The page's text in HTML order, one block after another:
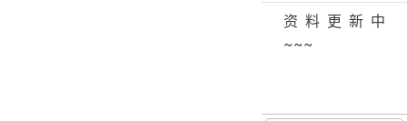
资料更新中
~~~